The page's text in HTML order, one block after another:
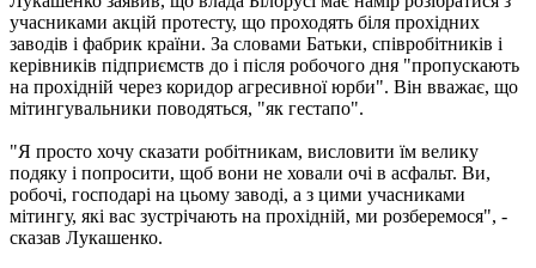
учасниками акцій протесту, що проходять біля прохідних
заводів і фабрик країни. За словами Батьки, співробітників і
керівників підприємств до і після робочого дня "пропускають
на прохідній через коридор агресивної юрби". Він вважає, що
мітингувальники поводяться, "як гестапо".
"Я просто хочу сказати робітникам, висловити їм велику
подяку і попросити, щоб вони не ховали очі в асфальт. Ви,
робочі, господарі на цьому заводі, а з цими учасниками
мітингу, які вас зустрічають на прохідній, ми розберемося", -
сказав Лукашенко.